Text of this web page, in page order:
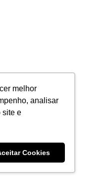
melhor
analisar
site e
Cookies